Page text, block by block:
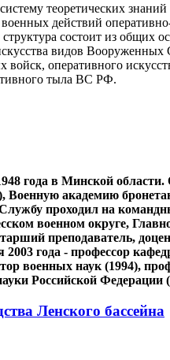
теоретических
действий оперативно-
состоит из общих
видов
оперативного
тыла ВС РФ.
года в Минской области.
Военную академию
проходил на
военном округе,
преподаватель,
года - профессор
военных наук (1994),
Российской Федерации
Ленского бассейна